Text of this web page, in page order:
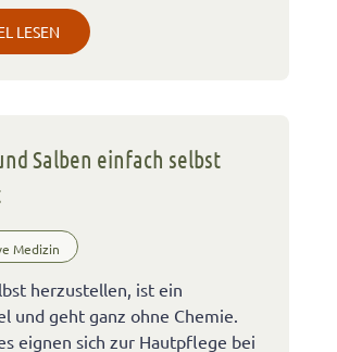
LESEN
Salben einfach selbst
Medizin
herzustellen, ist ein
und geht ganz ohne Chemie.
eignen sich zur Hautpflege bei